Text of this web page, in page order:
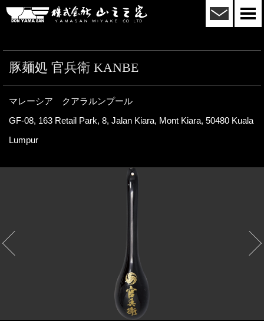
株式会社山三三宅 メー
豚麺処 官兵衛 KANBE
マレーシア クアラルンプール
GF-08, 163 Retail Park, 8, Jalan Kiara, Mont Kiara, 50480 Kuala
Lumpur